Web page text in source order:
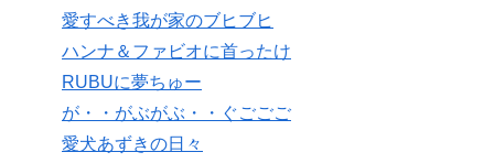
愛すべき我が家のブヒブヒ
ハンナ＆ファビオに首ったけ
RUBUに夢ちゅー
が・・がぶがぶ・・ぐごごご
愛犬あずきの日々